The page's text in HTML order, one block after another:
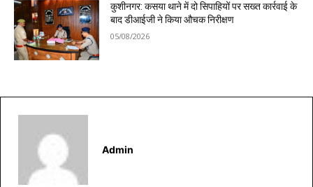
कुशीनगर: कसया थाने में दो सिपाहियों पर सख्त कार्रवाई के
बाद डीआईजी ने किया औचक निरीक्षण
05/08/2026
Admin